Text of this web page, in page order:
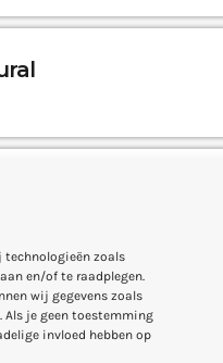
technologieën zoals
en/of te raadplegen.
wij gegevens zoals
Als je geen toestemming
invloed hebben op